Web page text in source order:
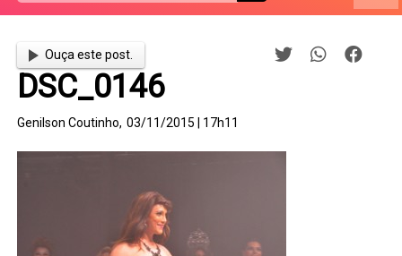
Ouça este post.
DSC_0146
Genilson Coutinho, 03/11/2015 | 17h11